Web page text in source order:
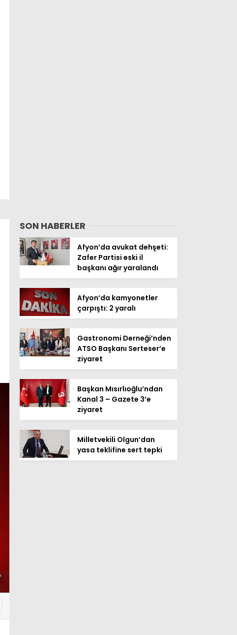
SON HABERLER
Afyon’da avukat dehşeti:
Zafer Partisi eski il
başkanı ağır yaralandı
Afyon’da kamyonetler
çarpıştı: 2 yaralı
Gastronomi Derneği’nden
ATSO Başkanı Serteser’e
ziyaret
Başkan Mısırlıoğlu’ndan
Kanal 3 – Gazete 3’e
ziyaret
Milletvekili Olgun’dan
yasa teklifine sert tepki